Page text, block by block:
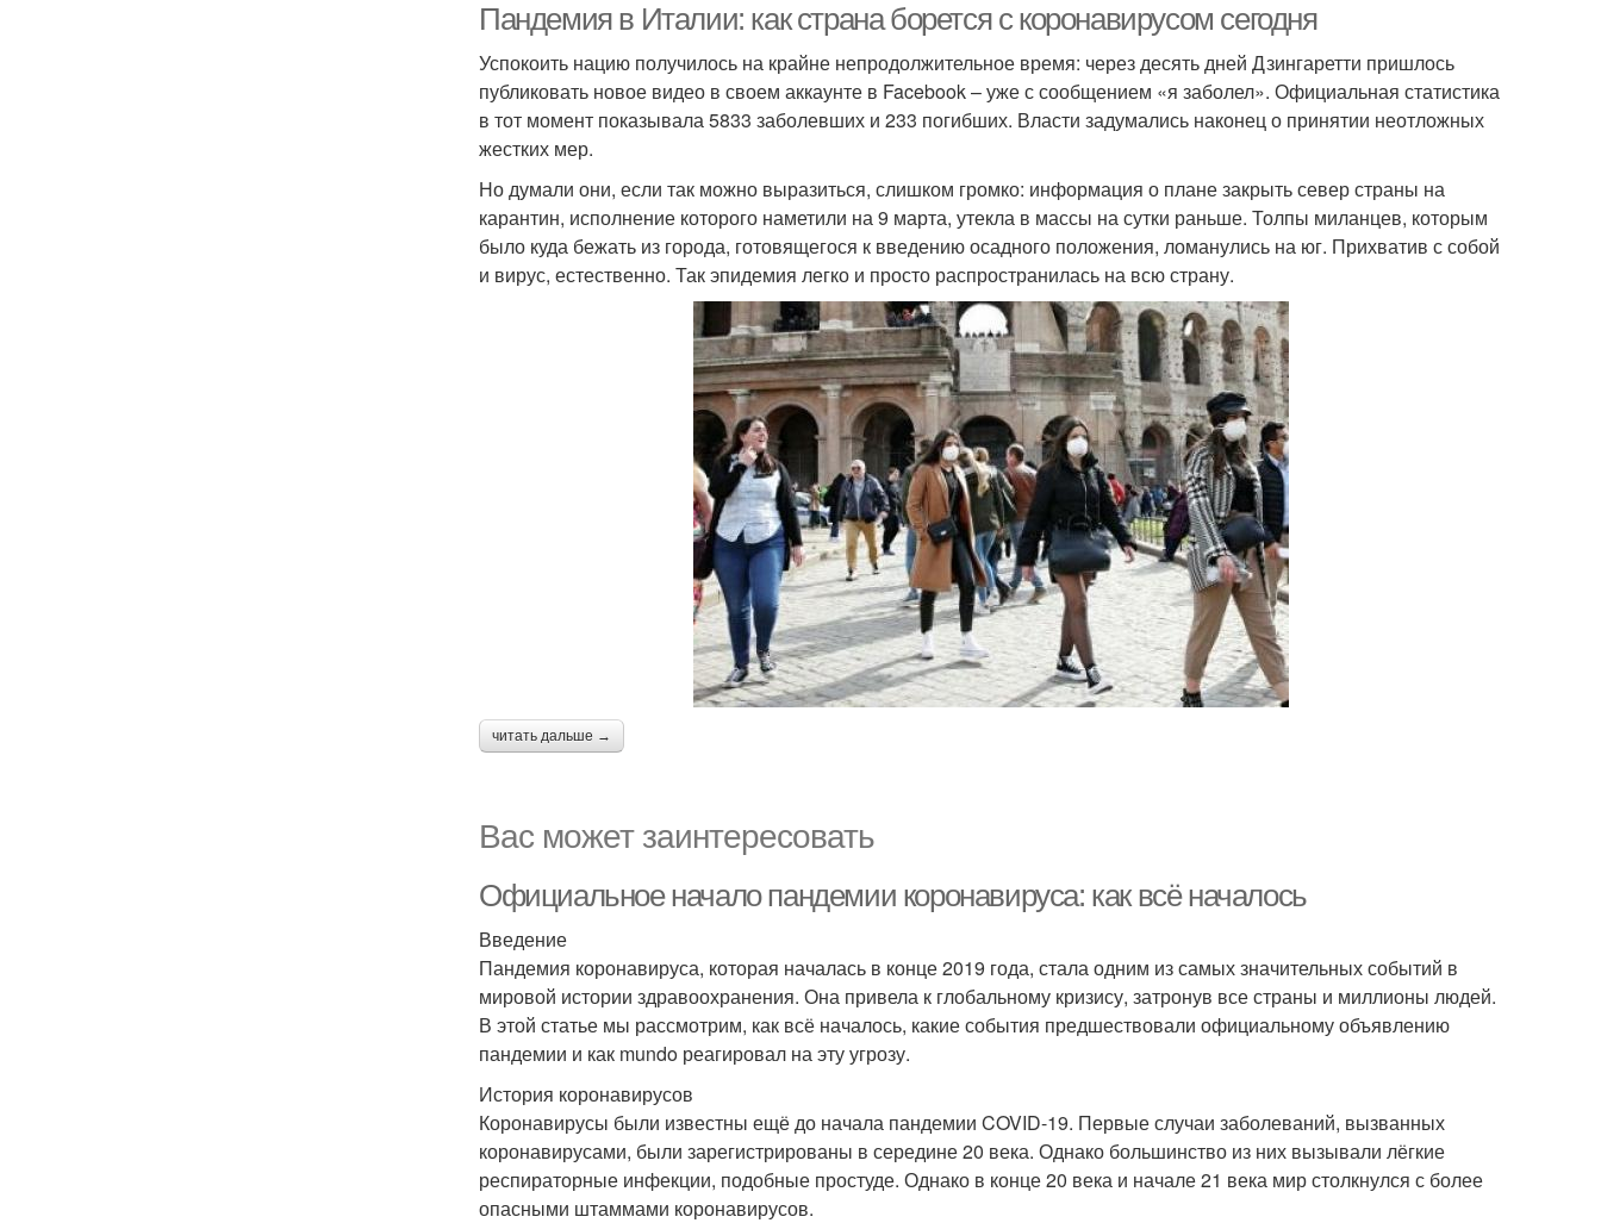
Пандемия в Италии: как страна борется с коронавирусом сегодня
Успокоить нацию получилось на крайне непродолжительное время: через десять дней Дзингаретти пришлось
публиковать новое видео в своем аккаунте в Facebook – уже с сообщением «я заболел». Официальная статистика
в тот момент показывала 5833 заболевших и 233 погибших. Власти задумались наконец о принятии неотложных
жестких мер.
Но думали они, если так можно выразиться, слишком громко: информация о плане закрыть север страны на
карантин, исполнение которого наметили на 9 марта, утекла в массы на сутки раньше. Толпы миланцев, которым
было куда бежать из города, готовящегося к введению осадного положения, ломанулись на юг. Прихватив с собой
и вирус, естественно. Так эпидемия легко и просто распространилась на всю страну.
читать дальше →
Вас может заинтересовать
Официальное начало пандемии коронавируса: как всё началось
Введение
Пандемия коронавируса, которая началась в конце 2019 года, стала одним из самых значительных событий в
мировой истории здравоохранения. Она привела к глобальному кризису, затронув все страны и миллионы людей.
В этой статье мы рассмотрим, как всё началось, какие события предшествовали официальному объявлению
пандемии и как mundo реагировал на эту угрозу.
История коронавирусов
Коронавирусы были известны ещё до начала пандемии COVID-19. Первые случаи заболеваний, вызванных
коронавирусами, были зарегистрированы в середине 20 века. Однако большинство из них вызывали лёгкие
респираторные инфекции, подобные простуде. Однако в конце 20 века и начале 21 века мир столкнулся с более
опасными штаммами коронавирусов.